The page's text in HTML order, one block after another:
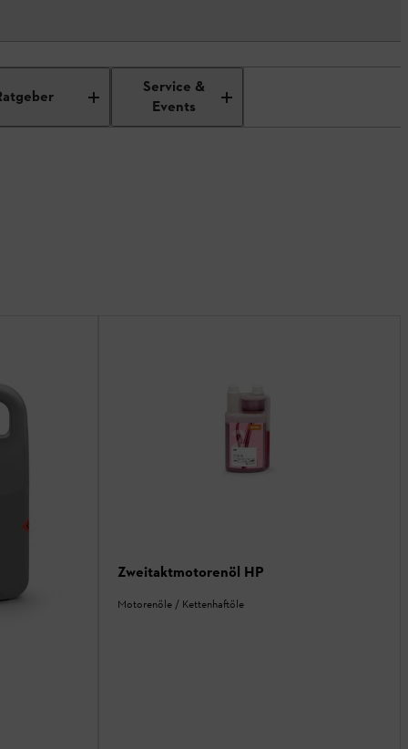
Service &
Events
Zweitaktmotorenöl HP
Motorenöle / Kettenhaftöle